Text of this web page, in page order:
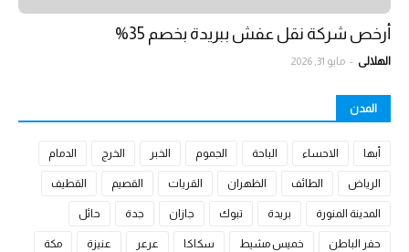
أرخص شركة نقل عفش ببريدة بخصم 35%
الهلالي - مايو 31, 2026
المدن
أبها الاحساء الباحة الجموم الخبر الخرج الدمام
الرياض الطائف الظهران القريات القصيم القطيف
المدينة المنورة بريدة تبوك جازان جدة حائل
حفر الباطن خميس مشيط سكاكا عرعر عنيزة مكة